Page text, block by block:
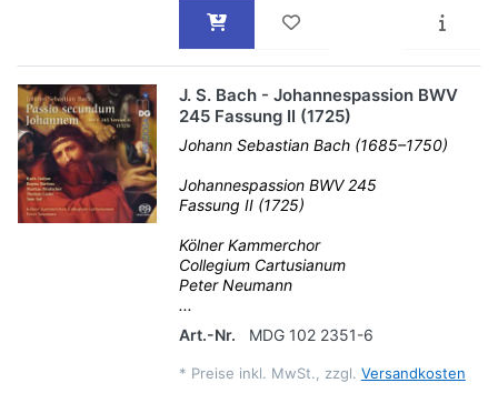
J. S. Bach - Johannespassion BWV
245 Fassung II (1725)
Johann Sebastian Bach (1685–1750)
Johannespassion BWV 245
Fassung II (1725)
Kölner Kammerchor
Collegium Cartusianum
Peter Neumann
...
Art.-Nr.
MDG 102 2351-6
* Preise inkl. MwSt., zzgl. Versandkosten